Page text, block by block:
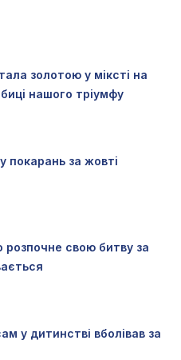
золотою у міксті на
нашого тріумфу
за жовті
розпочне свою битву за
у дитинстві вболівав за